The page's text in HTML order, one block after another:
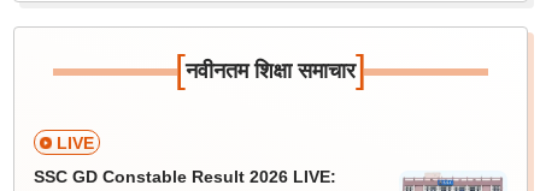
[नवीनतम शिक्षा समाचार]
LIVE
SSC GD Constable Result 2026 LIVE: